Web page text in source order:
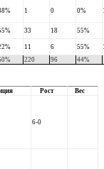
1 0 0%
33 18 55%
11 6 55%
220 96 44%
Рост Вес
6-0